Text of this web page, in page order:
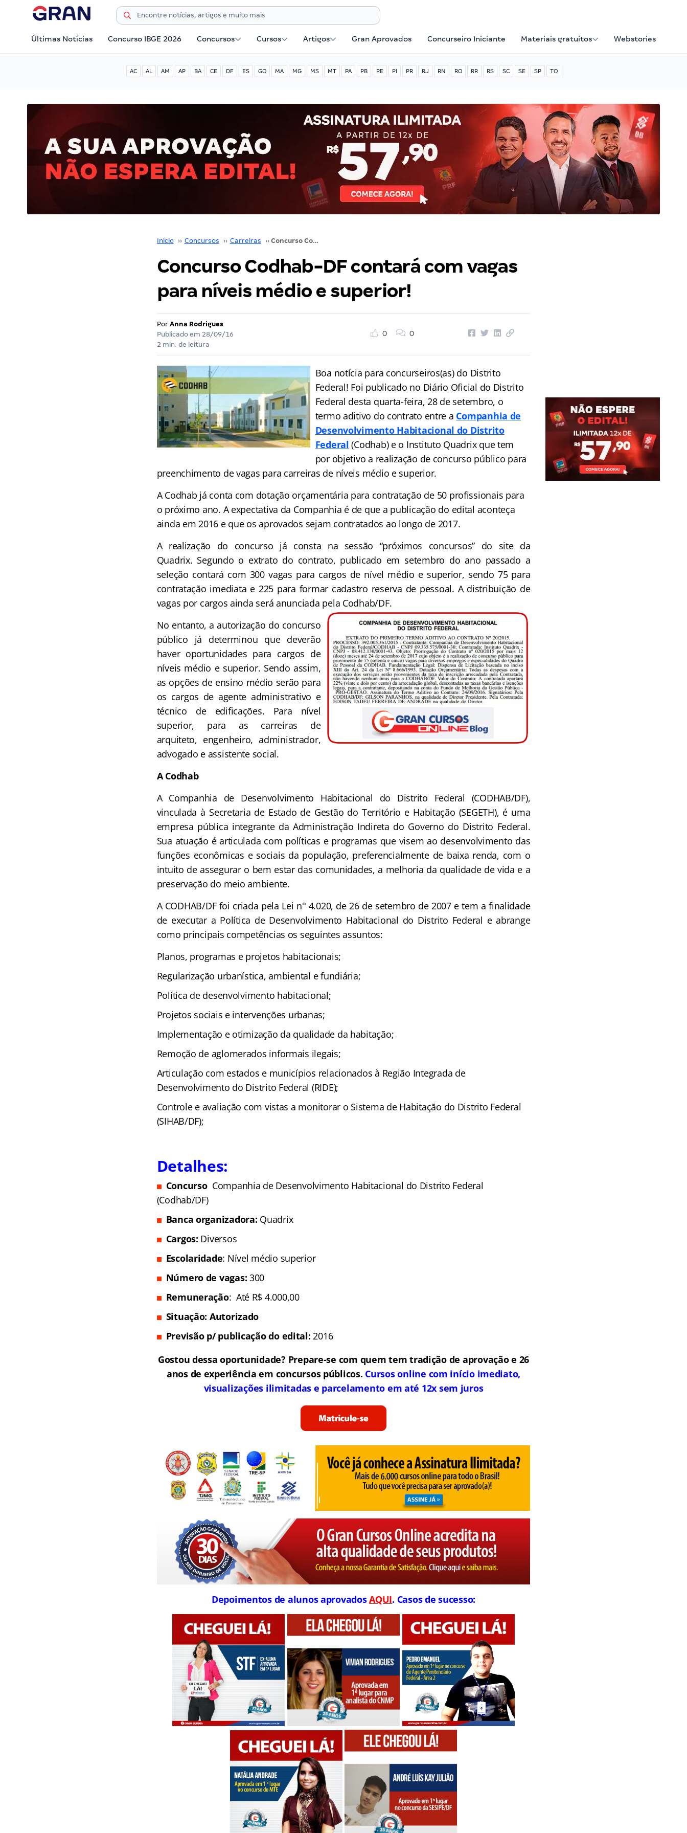
Últimas Notícias Concurso IBGE 2026 Concursos Cursos Artigos Gran Aprovados Concurseiro Iniciante Materiais gratuitos Webstories
AC AL AM AP BA CE DF ES GO MA MG MS MT PA PB PE PI PR RJ RN RO RR RS SC SE SP TO
Início ›› Concursos ›› Carreiras ›› Concurso Codhab-DF contará com vagas para níveis médio e superior!
Concurso Codhab-DF contará com vagas
para níveis médio e superior!
Por Anna Rodrigues
Publicado em 28/09/16
2 min. de leitura
0 0
Boa notícia para concurseiros(as) do Distrito
Federal! Foi publicado no Diário Oficial do Distrito
Federal desta quarta-feira, 28 de setembro, o
termo aditivo do contrato entre a Companhia de
Desenvolvimento Habitacional do Distrito
Federal (Codhab) e o Instituto Quadrix que tem
por objetivo a realização de concurso público para
preenchimento de vagas para carreiras de níveis médio e superior.
A Codhab já conta com dotação orçamentária para contratação de 50 profissionais para
o próximo ano. A expectativa da Companhia é de que a publicação do edital aconteça
ainda em 2016 e que os aprovados sejam contratados ao longo de 2017.
A realização do concurso já consta na sessão “próximos concursos” do site da
Quadrix. Segundo o extrato do contrato, publicado em setembro do ano passado a
seleção contará com 300 vagas para cargos de nível médio e superior, sendo 75 para
contratação imediata e 225 para formar cadastro reserva de pessoal. A distribuição de
vagas por cargos ainda será anunciada pela Codhab/DF.
No entanto, a autorização do concurso
público já determinou que deverão
haver oportunidades para cargos de
níveis médio e superior. Sendo assim,
as opções de ensino médio serão para
os cargos de agente administrativo e
técnico de edificações. Para nível
superior, para as carreiras de
arquiteto, engenheiro, administrador,
advogado e assistente social.
A Codhab
A Companhia de Desenvolvimento Habitacional do Distrito Federal (CODHAB/DF),
vinculada à Secretaria de Estado de Gestão do Território e Habitação (SEGETH), é uma
empresa pública integrante da Administração Indireta do Governo do Distrito Federal.
Sua atuação é articulada com políticas e programas que visem ao desenvolvimento das
funções econômicas e sociais da população, preferencialmente de baixa renda, com o
intuito de assegurar o bem estar das comunidades, a melhoria da qualidade de vida e a
preservação do meio ambiente.
A CODHAB/DF foi criada pela Lei n° 4.020, de 26 de setembro de 2007 e tem a finalidade
de executar a Política de Desenvolvimento Habitacional do Distrito Federal e abrange
como principais competências os seguintes assuntos:
Planos, programas e projetos habitacionais;
Regularização urbanística, ambiental e fundiária;
Política de desenvolvimento habitacional;
Projetos sociais e intervenções urbanas;
Implementação e otimização da qualidade da habitação;
Remoção de aglomerados informais ilegais;
Articulação com estados e municípios relacionados à Região Integrada de
Desenvolvimento do Distrito Federal (RIDE);
Controle e avaliação com vistas a monitorar o Sistema de Habitação do Distrito Federal
(SIHAB/DF);
Detalhes:
Concurso Companhia de Desenvolvimento Habitacional do Distrito Federal
(Codhab/DF)
Banca organizadora: Quadrix
Cargos: Diversos
Escolaridade: Nível médio superior
Número de vagas: 300
Remuneração: Até R$ 4.000,00
Situação: Autorizado
Previsão p/ publicação do edital:2016
Gostou dessa oportunidade? Prepare-se com quem tem tradição de aprovação e 26
anos de experiência em concursos públicos. Cursos online com início imediato,
visualizações ilimitadas e parcelamento em até 12x sem juros
Depoimentos de alunos aprovadosAQUI. Casos de sucesso: